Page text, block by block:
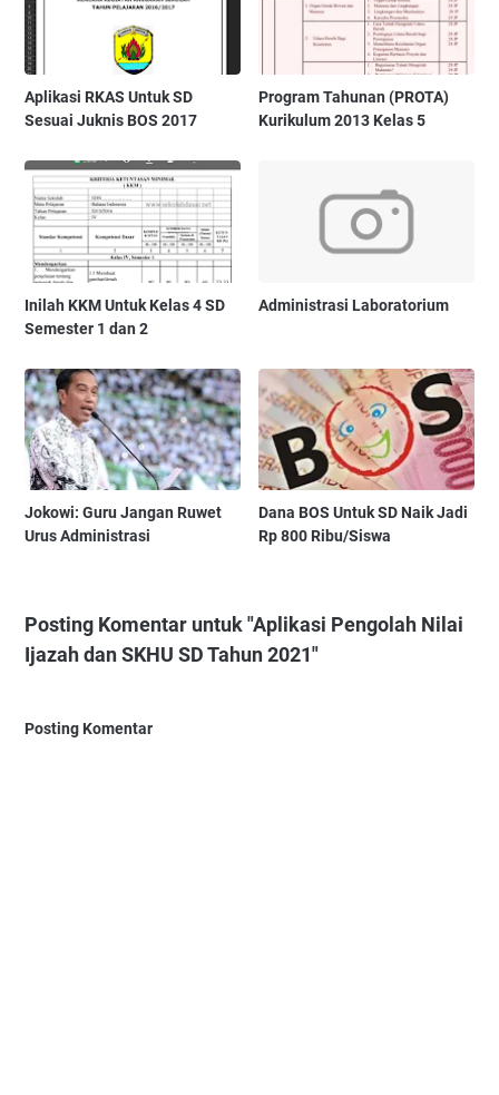
Aplikasi RKAS Untuk SD
Sesuai Juknis BOS 2017
Program Tahunan (PROTA)
Kurikulum 2013 Kelas 5
Inilah KKM Untuk Kelas 4 SD
Semester 1 dan 2
Administrasi Laboratorium
Jokowi: Guru Jangan Ruwet
Urus Administrasi
Dana BOS Untuk SD Naik Jadi
Rp 800 Ribu/Siswa
Posting Komentar untuk "Aplikasi Pengolah Nilai
Ijazah dan SKHU SD Tahun 2021"
Posting Komentar